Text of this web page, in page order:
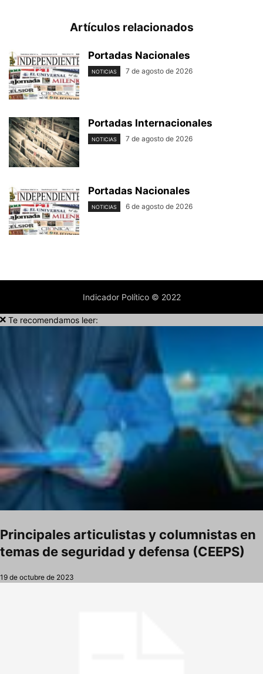
Artículos relacionados
Portadas Nacionales
NOTICIAS 7 de agosto de 2026
Portadas Internacionales
NOTICIAS 7 de agosto de 2026
Portadas Nacionales
NOTICIAS 6 de agosto de 2026
Indicador Político © 2022
Te recomendamos leer:
Principales articulistas y columnistas en
temas de seguridad y defensa (CEEPS)
19 de octubre de 2023